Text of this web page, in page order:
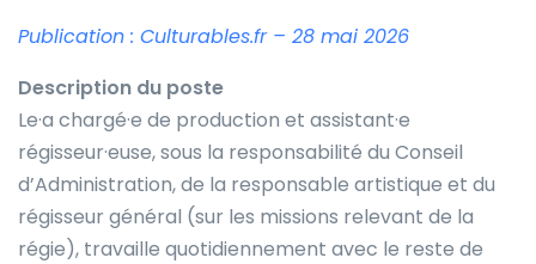
Publication : Culturables.fr – 28 mai 2026
Description du poste
Le·a chargé·e de production et assistant·e
régisseur·euse, sous la responsabilité du Conseil
d’Administration, de la responsable artistique et du
régisseur général (sur les missions relevant de la
régie), travaille quotidiennement avec le reste de